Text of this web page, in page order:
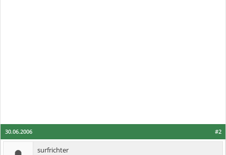
#2
30.06.2006
surfrichter